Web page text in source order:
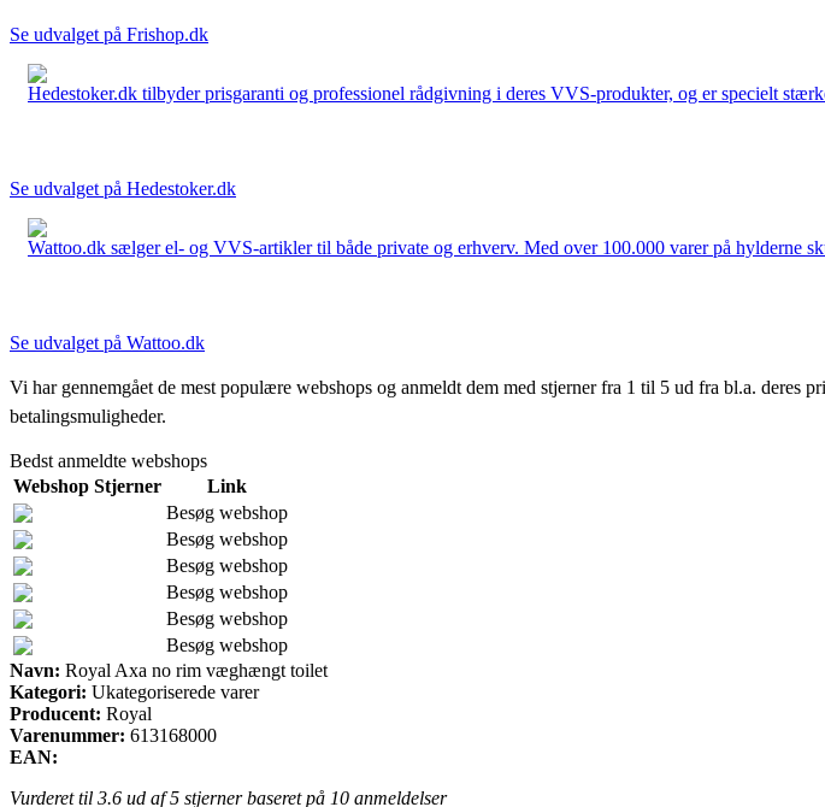
Se udvalget på Frishop.dk
Hedestoker.dk tilbyder prisgaranti og professionel rådgivning i deres VVS-produkter, og er specielt
Se udvalget på Hedestoker.dk
Wattoo.dk sælger el- og VVS-artikler til både private og erhverv. Med over 100.000 varer på hylderne
Se udvalget på Wattoo.dk
Vi har gennemgået de mest populære webshops og anmeldt dem med stjerner fra 1 til 5 ud fra bl.a. deres
betalingsmuligheder.
Bedst anmeldte webshops
Webshop Stjerner
Link
Besøg webshop
Besøg webshop
Besøg webshop
Besøg webshop
Besøg webshop
Besøg webshop
Navn: Royal Axa no rim væghængt toilet
Kategori: Ukategoriserede varer
Producent: Royal
Varenummer: 613168000
EAN:
Vurderet til 3.6 ud af 5 stjerner baseret på 10 anmeldelser